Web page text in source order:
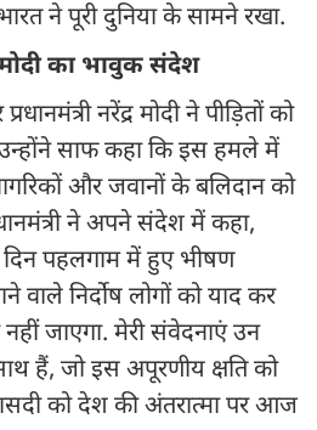
ने पूरी दुनिया के सामने रखा.
का भावुक संदेश
नरेंद्र मोदी ने पीड़ितों को
उन्होंने साफ कहा कि इस हमले में
और जवानों के बलिदान को
ने अपने संदेश में कहा,
पहलगाम में हुए भीषण
निर्दोष लोगों को याद कर
जाएगा. मेरी संवेदनाएं उन
हैं, जो इस अपूरणीय क्षति को
को देश की अंतरात्मा पर आज